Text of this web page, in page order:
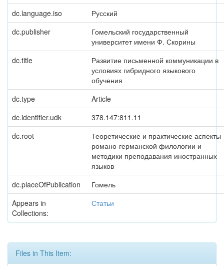
dc.language.iso
Русский
dc.publisher
Гомельский государственный
университет имени Ф. Скорины
dc.title
Развитие письменной коммуникации в
условиях гибридного языкового
обучения
dc.type
Article
dc.identifier.udk
378.147:811.11
dc.root
Теоретические и практические аспекты
романо-германской филологии и
методики преподавания иностранных
языков
dc.placeOfPublication
Гомель
Appears in
Collections:
Статьи
Files in This Item: